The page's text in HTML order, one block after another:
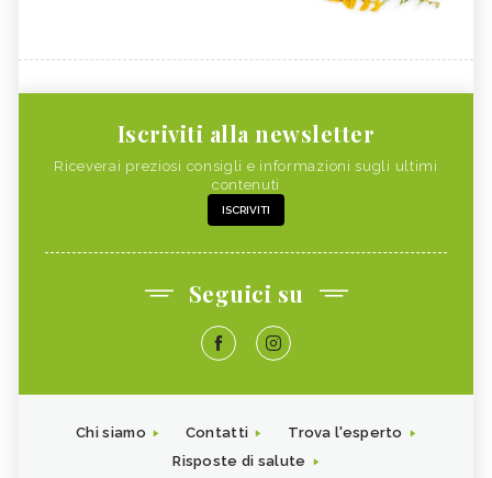
Iscriviti alla newsletter
Riceverai preziosi consigli e informazioni sugli ultimi
contenuti
ISCRIVITI
Seguici su
Chi siamo Contatti
Trova l'esperto
Risposte di salute